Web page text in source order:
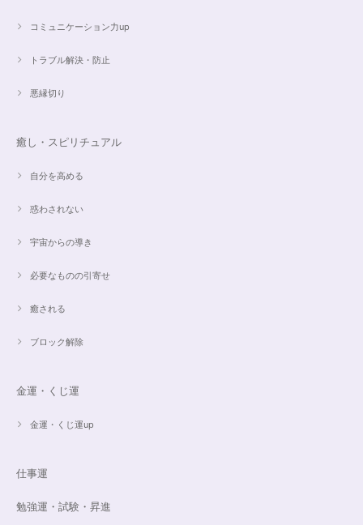
コミュニケーション力up
トラブル解決・防止
悪縁切り
癒し・スピリチュアル
自分を高める
惑わされない
宇宙からの導き
必要なものの引寄せ
癒される
ブロック解除
金運・くじ運
金運・くじ運up
仕事運
勉強運・試験・昇進